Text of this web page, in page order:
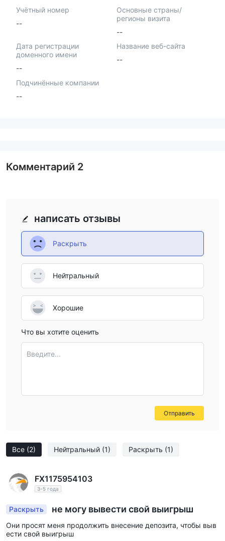
Учётный номер
--
Основные страны/
регионы визита
--
Дата регистрации
доменного имени
--
Название веб-сайта
--
Подчинённые компании
--
Все (2) Нейтральный (1) Раскрыть (1)
FX1175954103
3-5 года
Раскрыть не могу вывести свой выигрыш
Они просят меня продолжить внесение депозита, чтобы выв
ести свой выигрыш
написать отзывы
Раскрыть
Нейтральный
Хорошие
Что вы хотите оценить
Введите...
Отправить
Комментарий 2